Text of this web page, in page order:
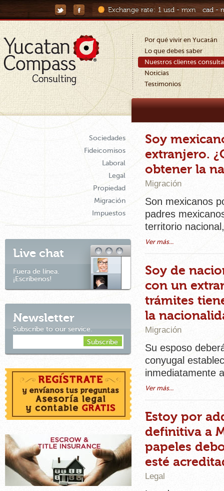
Exchange rate: 1 usd - mxn cad -
Por qué vivir en Yucatán
Lo que debes saber
Nuestros clientes
Noticias
Testimonios
Sociedades
Fideicomisos
Laboral
Legal
Propiedad
Migración
Impuestos
Live chat
Fuera de línea.
¡Escríbenos!
Newsletter
Subscribe to our service.
Soy
extranjero.
obtener la
Migración
Son mexicanos
padres
territorio
Ver más...
Soy de
con un
trámites
la
Migración
Su esposo
conyugal
inmediatamente
Ver más...
Estoy por
definitiva a
papeles
esté
Legal